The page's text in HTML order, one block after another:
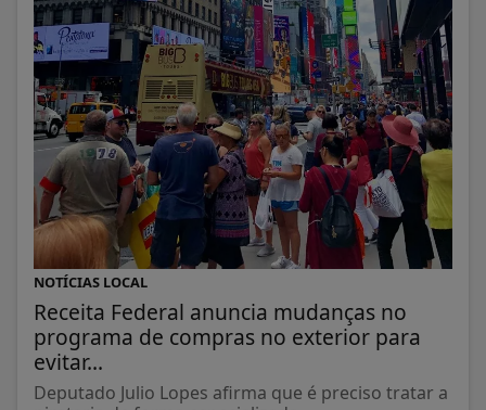
NOTÍCIAS LOCAL
Receita Federal anuncia mudanças no
programa de compras no exterior para
evitar...
Deputado Julio Lopes afirma que é preciso tratar a